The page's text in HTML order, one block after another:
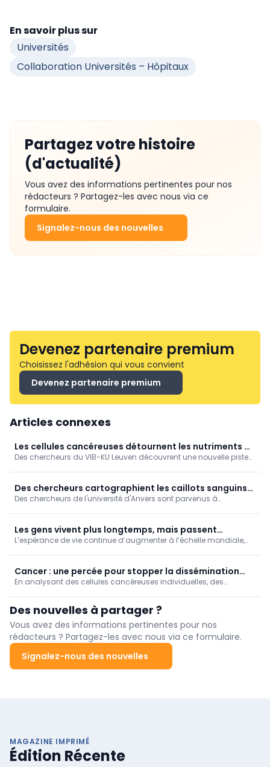
En savoir plus sur
Universités
Collaboration Universités – Hôpitaux
Partagez votre histoire
(d'actualité)
Vous avez des informations pertinentes pour nos
rédacteurs ? Partagez-les avec nous via ce
formulaire.
Signalez-nous des nouvelles
Devenez partenaire premium
Choisissez l'adhésion qui vous convient
Devenez partenaire premium
Articles connexes
Les cellules cancéreuses détournent les nutriments du
foie pour tromper le système immunitaire
Des chercheurs du VIB-KU Leuven découvrent une nouvelle piste
Des chercheurs cartographient les caillots sanguins
après un AVC
Des chercheurs de l'université d'Anvers sont parvenus à
(AVC).
Les gens vivent plus longtemps, mais passent
davantage d'années en mauvaise santé
L’espérance de vie continue d’augmenter à l’échelle mondiale,
chercheurs, les systèmes de santé ne doivent donc pas
seulement viser à prolonger la durée de vie, mais aussi à
allonger la période de vie en bonne santé.
Cancer : une percée pour stopper la dissémination
métastatique
En analysant des cellules cancéreuses individuelles, des
identifié des régulateurs clés contrôlant les métastases, révélant
ainsi de nouvelles vulnérabilités thérapeutiques pour bloquer la
dissémination métastatique. La recherche a été publiée dans
Nature Communications.
Des nouvelles à partager ?
Vous avez des informations pertinentes pour nos
rédacteurs ? Partagez-les avec nous via ce formulaire.
Signalez-nous des nouvelles
MAGAZINE IMPRIMÉ
Édition Récente